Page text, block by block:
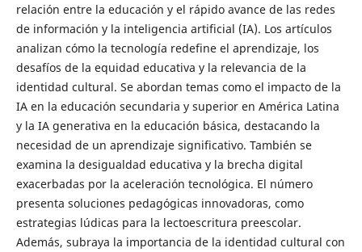
relación entre la educación y el rápido avance de las redes
de información y la inteligencia artificial (IA). Los artículos
analizan cómo la tecnología redefine el aprendizaje, los
desafíos de la equidad educativa y la relevancia de la
identidad cultural. Se abordan temas como el impacto de la
IA en la educación secundaria y superior en América Latina
y la IA generativa en la educación básica, destacando la
necesidad de un aprendizaje significativo. También se
examina la desigualdad educativa y la brecha digital
exacerbadas por la aceleración tecnológica. El número
presenta soluciones pedagógicas innovadoras, como
estrategias lúdicas para la lectoescritura preescolar.
Además, subraya la importancia de la identidad cultural con